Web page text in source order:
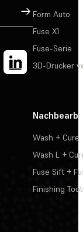
Registrieren
Form Auto
Fuse X1
Fuse-Serie
3D-Drucker
Wash + Cure
Wash L +
Fuse Sift +
Finishing